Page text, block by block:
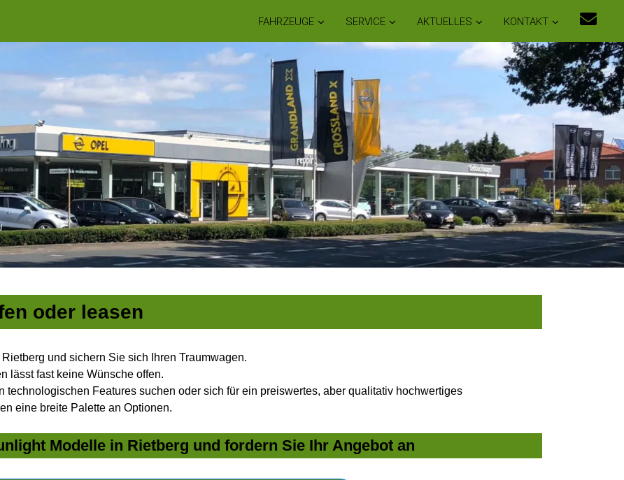
FAHRZEUGE SERVICE AKTUELLES KONTAKT
oder leasen
und sichern Sie sich Ihren Traumwagen.
lässt fast keine Wünsche offen.
technologischen Features suchen oder sich für ein preiswertes, aber qualitativ hochwertiges
eine breite Palette an Optionen.
Modelle in Rietberg und fordern Sie Ihr Angebot an